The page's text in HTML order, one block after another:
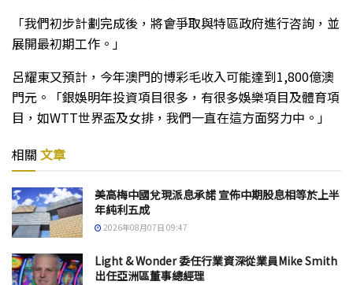
「我們初步計劃完成後，將會爭取與特區政府進行咨詢，並
展開最初期工作。」
呂耀東又預計，今年澳門的博彩毛收入可能達到1,800億澳
門元。「銀娛明年投資項目很多，有很多娛樂項目及體育項
目，如WTT世界盃及女排，我們一直在這方面努力中。」
相關 文章
美高梅中國兌現派息承諾 宣佈中期股息相等於上半
年純利五成
2026年08月07日 09:47
Light & Wonder 委任行業資深從業員Mike Smith
出任亞洲區董事總經理